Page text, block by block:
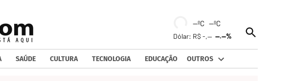
--ºC --ºC
Dólar: R$ -,----.--%
Open
Search
SAÚDE CULTURA TECNOLOGIA EDUCAÇÃO OUTROS